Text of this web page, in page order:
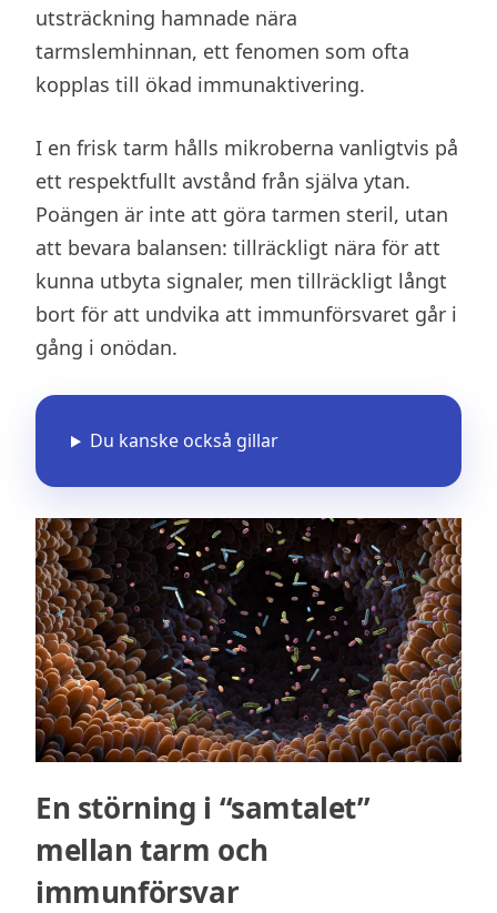
utsträckning hamnade nära
tarmslemhinnan, ett fenomen som ofta
kopplas till ökad immunaktivering.
I en frisk tarm hålls mikroberna vanligtvis på
ett respektfullt avstånd från själva ytan.
Poängen är inte att göra tarmen steril, utan
att bevara balansen: tillräckligt nära för att
kunna utbyta signaler, men tillräckligt långt
bort för att undvika att immunförsvaret går i
gång i onödan.
Du kanske också gillar
En störning i “samtalet”
mellan tarm och
immunförsvar